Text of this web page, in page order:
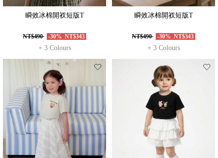
瞬效冰棉開衩短版T
NT$490 -30% NT$343
+ 3 Colours
瞬效冰棉開衩短版T
NT$490 -30% NT$343
+ 3 Colours